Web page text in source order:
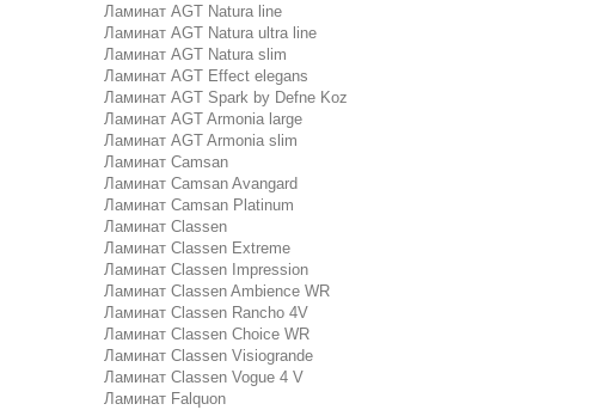
Ламинат AGT Natura line
Ламинат AGT Natura ultra line
Ламинат AGT Natura slim
Ламинат AGT Effect elegans
Ламинат AGT Spark by Defne Koz
Ламинат AGT Armonia large
Ламинат AGT Armonia slim
Ламинат Camsan
Ламинат Camsan Avangard
Ламинат Camsan Platinum
Ламинат Classen
Ламинат Classen Extreme
Ламинат Classen Impression
Ламинат Classen Ambience WR
Ламинат Classen Rancho 4V
Ламинат Classen Choice WR
Ламинат Classen Visiogrande
Ламинат Classen Vogue 4 V
Ламинат Falquon